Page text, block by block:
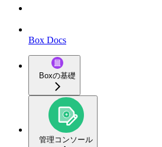
Box Docs
Boxの基礎
管理コンソール